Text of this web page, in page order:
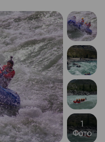
1
Фото